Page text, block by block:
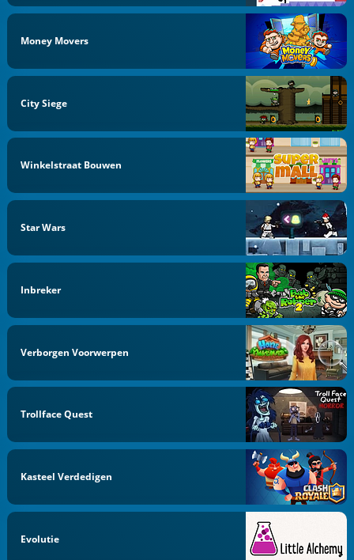
Money Movers
City Siege
Winkelstraat Bouwen
Star Wars
Inbreker
Verborgen Voorwerpen
Trollface Quest
Kasteel Verdedigen
Evolutie